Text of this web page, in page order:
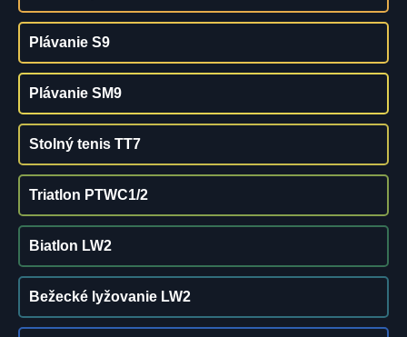
Plávanie S9
Plávanie SM9
Stolný tenis TT7
Triatlon PTWC1/2
Biatlon LW2
Bežecké lyžovanie LW2